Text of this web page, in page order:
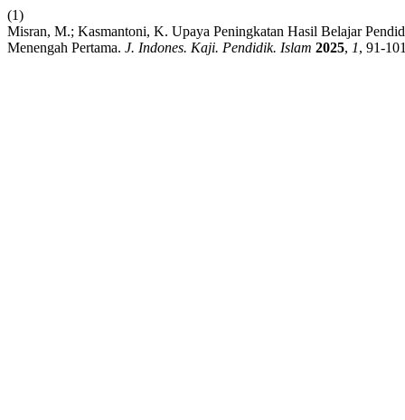
(1)
Misran, M.; Kasmantoni, K. Upaya Peningkatan Hasil Belajar
Menengah Pertama. J. Indones. Kaji. Pendidik. Islam 2025, 1, 91-